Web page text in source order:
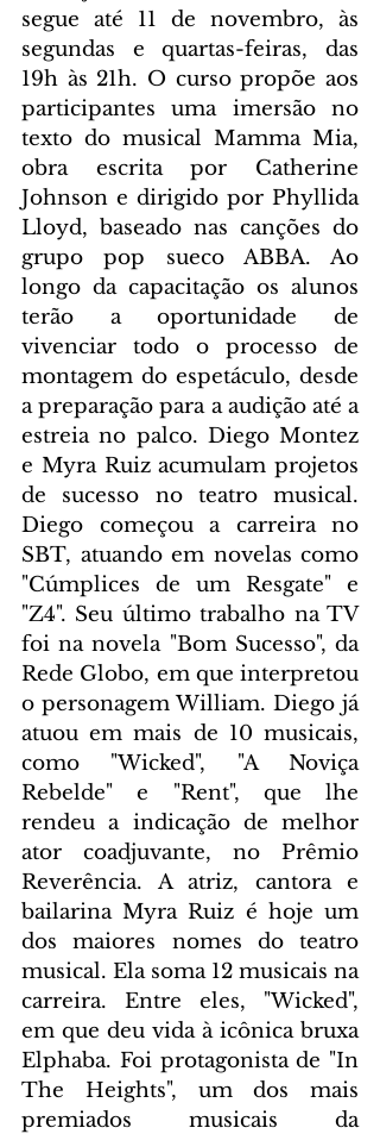
segue até 11 de novembro, às
segundas e quartas-feiras, das
19h às 21h. O curso propõe aos
participantes uma imersão no
texto do musical Mamma Mia,
obra escrita por Catherine
Johnson e dirigido por Phyllida
Lloyd, baseado nas canções do
grupo pop sueco ABBA. Ao
longo da capacitação os alunos
terão a oportunidade de
vivenciar todo o processo de
montagem do espetáculo, desde
a preparação para a audição até a
estreia no palco. Diego Montez
e Myra Ruiz acumulam projetos
de sucesso no teatro musical.
Diego começou a carreira no
SBT, atuando em novelas como
"Cúmplices de um Resgate" e
"Z4". Seu último trabalho na TV
foi na novela "Bom Sucesso", da
Rede Globo, em que interpretou
o personagem William. Diego já
atuou em mais de 10 musicais,
como "Wicked", "A Noviça
Rebelde" e "Rent", que lhe
rendeu a indicação de melhor
ator coadjuvante, no Prêmio
Reverência. A atriz, cantora e
bailarina Myra Ruiz é hoje um
dos maiores nomes do teatro
musical. Ela soma 12 musicais na
carreira. Entre eles, "Wicked",
em que deu vida à icônica bruxa
Elphaba. Foi protagonista de "In
The Heights", um dos mais
premiados musicais da